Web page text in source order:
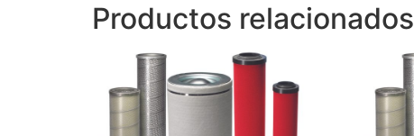
Productos relacionados